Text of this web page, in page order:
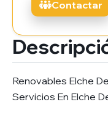
Renovables Elche
Servicios En Elche
Contactar